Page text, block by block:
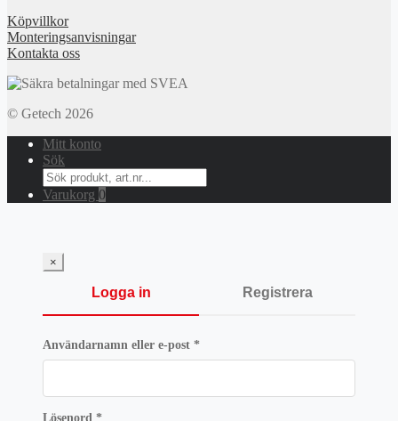
Köpvillkor
Monteringsanvisningar
Kontakta oss
© Getech 2026
Mitt konto
Sök
Search
for:
Varukorg 0
×
Logga in Registrera
Användarnamn eller e-post *Obligatoriskt
Lösenord *Obligatoriskt